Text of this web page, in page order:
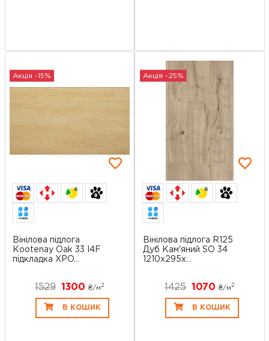
Акція -15%
6
Вінілова підлога
Kootenay Oak 33 I4F
підкладка XPO...
1529 1300 ₴/м 2
В КОШИК
Акція -25%
6
Вінілова підлога R125
Дуб Кам'яний SO 34
1210x295x...
1425 1070 ₴/м 2
В КОШИК